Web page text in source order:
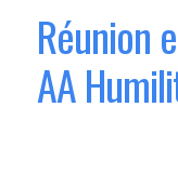
Réunion
AA